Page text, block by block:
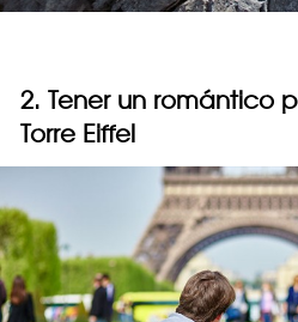
2. Tener un romántico
Torre Eiffel